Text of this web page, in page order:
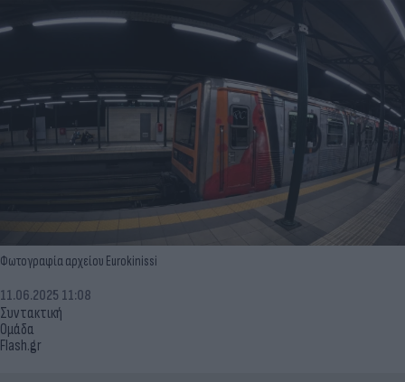
Φωτογραφία αρχείου Eurokinissi
Συντακτική
Ομάδα
Flash.gr
11.06.2025 11:08